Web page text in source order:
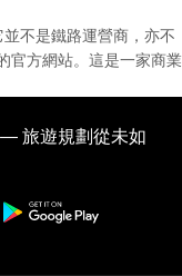
不是鐵路運營商，亦不
官方網站。這是一家商業
旅遊規劃從未如